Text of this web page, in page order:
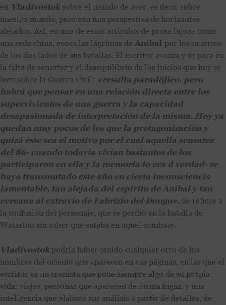
en Vladivostok sobre el mundo de ayer, es decir sobre
nuestro mundo, pero con una perspectiva de horizontes
alejados. Así, en uno de estos artículos de prosa lujosa como
una seda china, evoca las lágrimas de Aníbal por los muertos
de los dos lados de sus batallas. El escritor avanza y se para en
la falta de sensatez y el desequilibrio de los juicios que hoy se
leen sobre la Guerra Civil: «resulta paradójico, pero
habrá que pensar en una relación directa entre los
supervivientes de una guerra y la capacidad
desapasionada de interpretación de la misma. Hoy ya
quedan muy pocos de los que la protagonización y
quizá éste sea el motivo por el cual aquella sensatez
del 86- cuando todavía vivían bastantes de los
participaron en ella y la memoria lo era d verdad- se
haya transmutado este año en cierta inconsciencia
lamentable, tan alejada del espíritu de Aníbal y tan
cercana al extravío de Fabrizio del Dongo». Se refiere a
la confusión del personaje, que se perdió en la batalla de
Waterloo sin saber que estaba en aquel combate.
Vladivostokpodría haber tenido cualquier otro de los
nombres del oriente que aparecen en sus páginas, en las que el
escritor es un cronista que pone siempre algo de su propia
vida: viajes, personas que aparecen de forma fugaz, y una
inteligencia que elabora sus análisis a partir de detalles, de